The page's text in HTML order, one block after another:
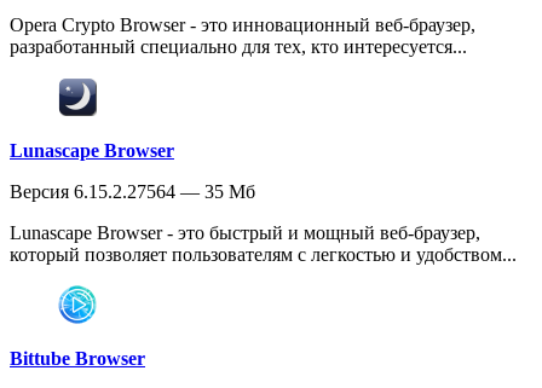
Opera Crypto Browser - это инновационный веб-браузер,
разработанный специально для тех, кто интересуется...
Lunascape Browser
Версия 6.15.2.27564 — 35 Мб
Lunascape Browser - это быстрый и мощный веб-браузер,
который позволяет пользователям с легкостью и удобством...
Bittube Browser